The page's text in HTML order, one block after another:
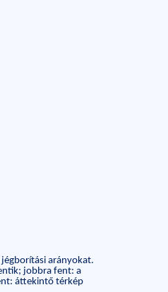
arányokat.
jobbra fent: a
áttekintő térkép